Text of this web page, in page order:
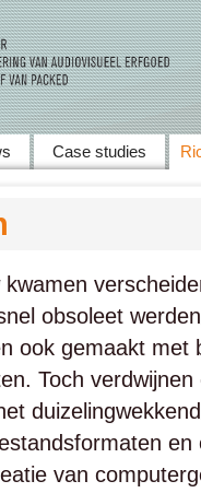
Case studies
obsoleet
ook gemaakt met
Toch
en
van